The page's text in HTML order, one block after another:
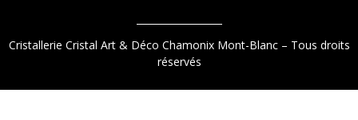
Cristallerie Cristal Art & Déco Chamonix Mont-Blanc – Tous droits
réservés